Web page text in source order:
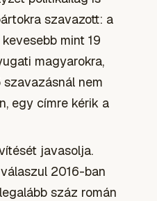
szavazott: a
mint 19
magyarokra,
nem
egy címre kérik a
javasolja.
2016-ban
száz román